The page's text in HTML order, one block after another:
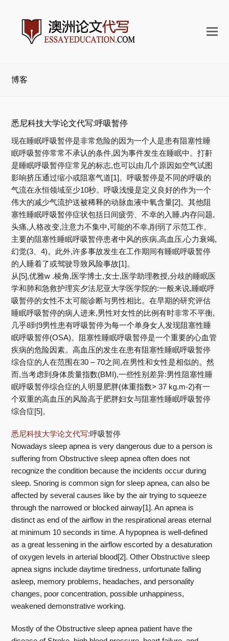
打
博客
悉尼科技大学论文代写:呼吸暂停
现在睡眠呼吸暂停是非常危险的因为一个人是患有阻塞性睡
眠呼吸暂停常常不承认的条件,因为事件发生在睡眠中。打鼾
是睡眠呼吸暂停症常见的标志,也可以由几个原因如空气试图
影响挤压通过缩小或阻塞气道[1]。呼吸暂停是不同的呼吸的
气流在永恒领域至少10秒。呼吸浅慢是定义良好的作为一个
伟大的减少气流护送被稀释的动脉血液中氧含量[2]。其他阻
塞性睡眠呼吸暂停症状包括日间疲劳、不幸的入睡,内存问题,
头痛,人格改变,注意力不集中,可能的不幸,削弱了示范工作。
主要的阻塞性睡眠呼吸暂停患者中风的疾病,高血压,心力衰竭,
幻觉(3、4)。此外,许多事故发生在工作期间有睡眠呼吸暂停
的人睡着了或驾驶导致风险事故[1]。
从[5],优雅w .棱角,医学博士,女士,医学助理教授,分歧的睡眠医
学和肺和急救护理宾夕法尼亚大学医学院的:一般来说,睡眠呼
吸暂停的女性不太可能诊断与男性相比。在早期的研究评估
睡眠呼吸暂停的病人进来,男性对女性的比例有时非常不平衡,
几乎8到9男性患有呼吸暂停为每一个单身女人发现阻塞性睡
眠呼吸暂停(OSA)。阻塞性睡眠呼吸暂停是一个重要的心血管
疾病的危险因素。高血压的发生在患有阻塞性睡眠呼吸暂停
综合症的人在范围在30 – 70之间,在男性和女性是相似的。然
而,当考虑到身体质量指数(BMI),一些性别差异:男性阻塞性睡
眠呼吸暂停综合症的人明显肥胖(体重指数> 37 kg.m-2)有一
个双重的高血压的风险高于肥胖妇女与阻塞性睡眠呼吸暂停
综合症[5]。
悉尼科技大学论文代写:呼吸暂停
Nowadays sleep apnea is very dangerous due to a person is
suffering from Obstructive sleep apnea often does not
recognize the condition because the incidents occur during
sleep. Snoring is common sign for sleep apnea, can also be
affected by several causes like by the air trying to squeeze
through the narrowed or blocked airway[1]. An apnea is
distinct as end of the airflow in the respirational areas eternal
at minimum 10 seconds in time. A hypopnea is well-defined
as a great lessening in the airflow escorted by a desaturation
of oxygen levels in arterial blood[2]. Other Obstructive sleep
apnea signs include daytime tiredness, unfortunate falling
asleep, memory problems, headaches, and personality
changes, poor concentration, possible unhappiness,
weakened demonstrative working.
Mostly of the Obstructive sleep apnea patient have the